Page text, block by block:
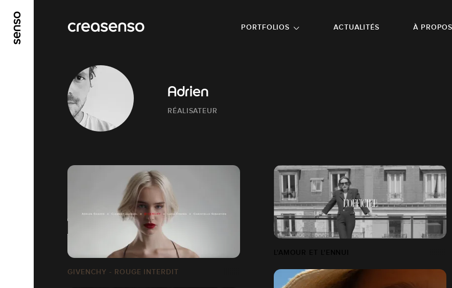
PORTFOLIOS
ACTUALITÉS À PROPOS
Adrien
RÉALISATEUR
GIVENCHY - ROUGE INTERDIT
L'AMOUR ET L'ENNUI